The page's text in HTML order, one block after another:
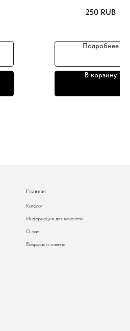
250 RUB
Подробнее
В корзину
Главная
Каталог
Информация для клиентов
О нас
Вопросы и ответы